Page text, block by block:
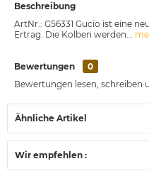
Beschreibung
ArtNr.: G56331 Gucio ist eine
Ertrag. Die Kolben werden...
Bewertungen
0
Bewertungen lesen, schreiben
Ähnliche Artikel
Wir empfehlen :